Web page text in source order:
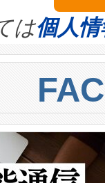
for AI
battery
のAI
運転、
を監視
は、
、これ
トルに
ーゲッ
離は
メート
は個人